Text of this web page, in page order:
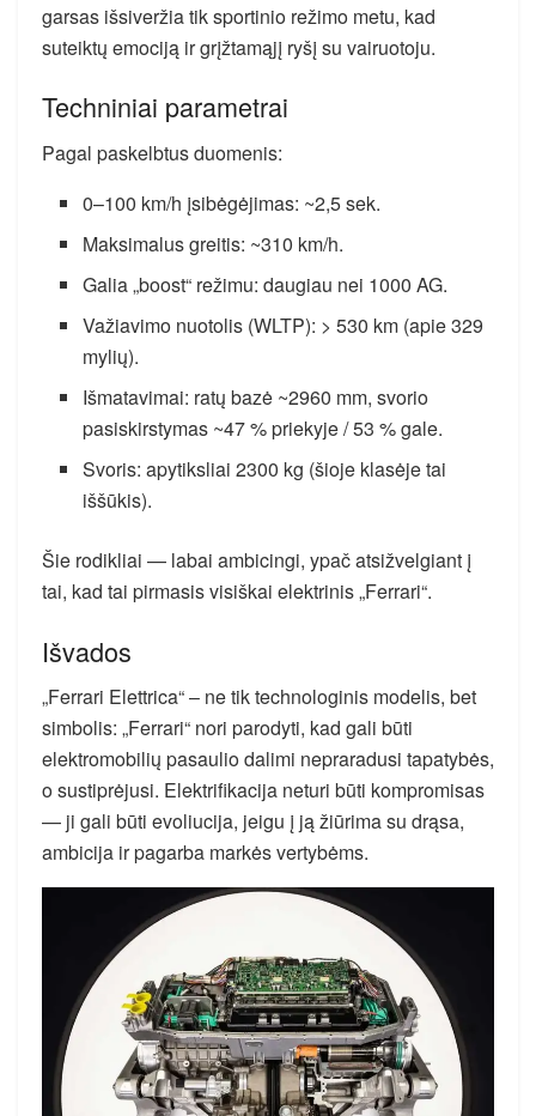
garsas išsiveržia tik sportinio režimo metu, kad
suteiktų emociją ir grįžtamąjį ryšį su vairuotoju.
Techniniai parametrai
Pagal paskelbtus duomenis:
0–100 km/h įsibėgėjimas: ~2,5 sek.
Maksimalus greitis: ~310 km/h.
Galia „boost“ režimu: daugiau nei 1000 AG.
Važiavimo nuotolis (WLTP): > 530 km (apie 329
mylių).
Išmatavimai: ratų bazė ~2960 mm, svorio
pasiskirstymas ~47 % priekyje / 53 % gale.
Svoris: apytiksliai 2300 kg (šioje klasėje tai
iššūkis).
Šie rodikliai — labai ambicingi, ypač atsižvelgiant į
tai, kad tai pirmasis visiškai elektrinis „Ferrari“.
Išvados
„Ferrari Elettrica“ – ne tik technologinis modelis, bet
simbolis: „Ferrari“ nori parodyti, kad gali būti
elektromobilių pasaulio dalimi nepraradusi tapatybės,
o sustiprėjusi. Elektrifikacija neturi būti kompromisas
— ji gali būti evoliucija, jeigu į ją žiūrima su drąsa,
ambicija ir pagarba markės vertybėms.